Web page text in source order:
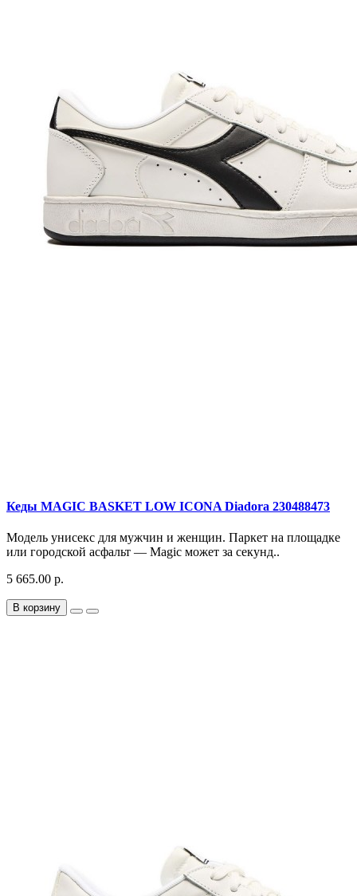
Кеды MAGIC BASKET LOW ICONA Diadora 230488473
Модель унисекс для мужчин и женщин. Паркет на площадке
или городской асфальт — Magic может за секунд..
5 665.00 р.
В корзину